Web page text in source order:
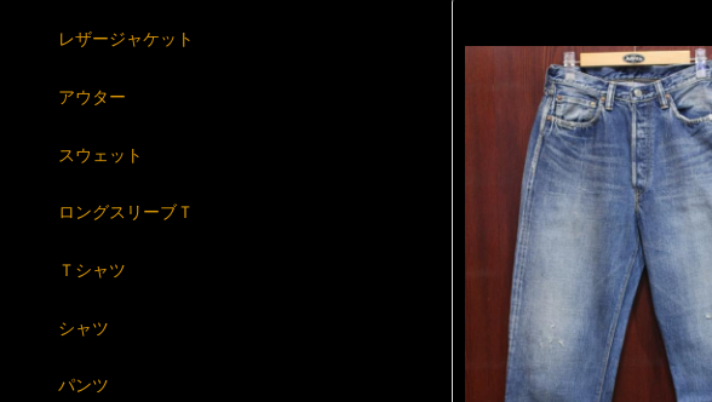
レザージャケット
アウター
スウェット
ロングスリーブＴ
Ｔシャツ
シャツ
パンツ